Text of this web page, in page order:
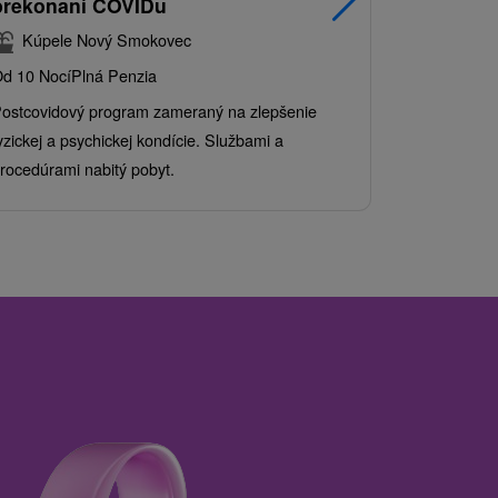
Kúpele Nový Smokovec
10 NocíPlná Penzia
program zameraný na zlepšenie
a psychickej kondície. Službami a
nabitý pobyt.